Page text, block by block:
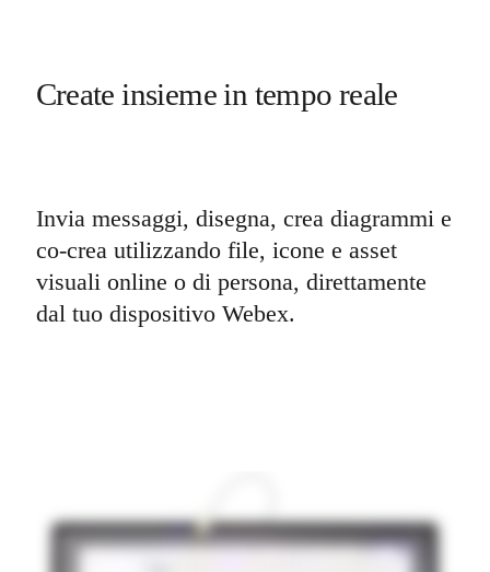
Create insieme in tempo reale
Invia messaggi, disegna, crea diagrammi e
co-crea utilizzando file, icone e asset
visuali online o di persona, direttamente
dal tuo dispositivo Webex.